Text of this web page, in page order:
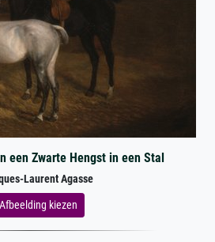
een Zwarte Hengst in een Stal
Laurent Agasse
Afbeelding kiezen